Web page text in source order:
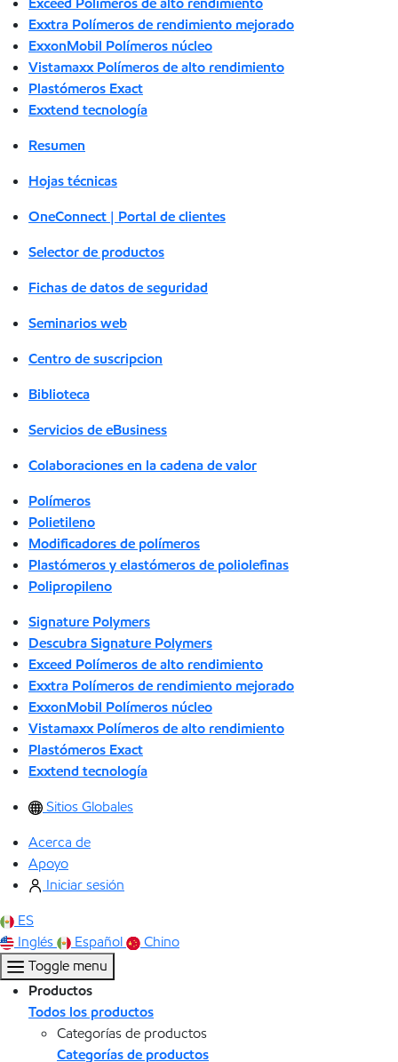
Exxtra Polímeros de rendimiento mejorado
ExxonMobil Polímeros núcleo
Vistamaxx Polímeros de alto rendimiento
Plastómeros Exact
Exxtend tecnología
Resumen
Hojas técnicas
OneConnect | Portal de clientes
Selector de productos
Fichas de datos de seguridad
Seminarios web
Centro de suscripcion
Biblioteca
Servicios de eBusiness
Colaboraciones en la cadena de valor
Polímeros
Polietileno
Modificadores de polímeros
Plastómeros y elastómeros de poliolefinas
Polipropileno
Signature Polymers
Descubra Signature Polymers
Exceed Polímeros de alto rendimiento
Exxtra Polímeros de rendimiento mejorado
ExxonMobil Polímeros núcleo
Vistamaxx Polímeros de alto rendimiento
Plastómeros Exact
Exxtend tecnología
Sitios Globales
Acerca de
Apoyo
Iniciar sesión
ES
Inglés
Español
Chino
Toggle menu
Productos
Todos los productos
Categorías de productos
Categorías de productos